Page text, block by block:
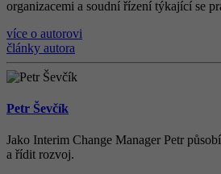
organizacemi a soudní řízení týkající se
více o autorovi
články autora
Petr Ševčík
Jako Interim Change Manager Petr
a řídit rozvoj.